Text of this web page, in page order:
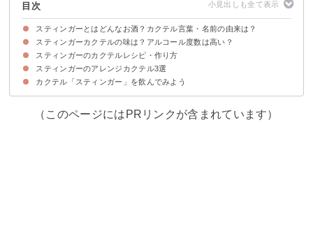
目次
スティンガーとはどんなお酒？カクテル言葉・名前の由来は？
スティンガーとはブランデーベースのカクテル
スティンガーのカクテル言葉は「危険な香り」
スティンガーの名前の由来
スティンガーカクテルの味は？アルコール度数は高い？
スティンガーカクテルの味わい・香り
スティンガーカクテルのアルコール度数は35%程度
スティンガーのカクテルレシピ・作り方
材料
作り方・手順
スティンガーに合うブランデーの選び方
スティンガーのアレンジカクテル3選
①ホワイトウェイ
②ホワイトスパイダー
③デビル
カクテル「スティンガー」を飲んでみよう
（このページにはPRリンクが含まれています）